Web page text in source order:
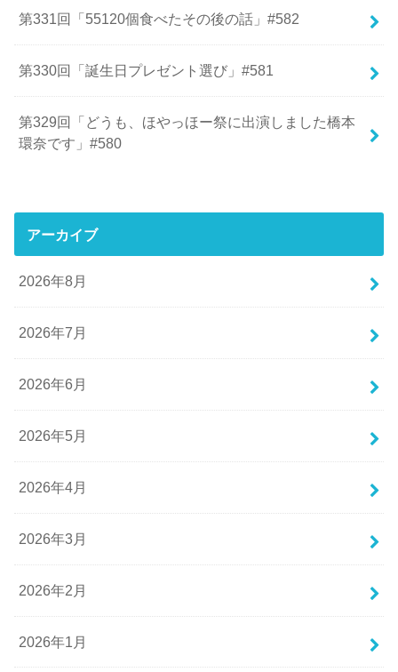
第331回「55120個食べたその後の話」#582
第330回「誕生日プレゼント選び」#581
第329回「どうも、ほやっほー祭に出演しました橋本
環奈です」#580
アーカイブ
2026年8月
2026年7月
2026年6月
2026年5月
2026年4月
2026年3月
2026年2月
2026年1月